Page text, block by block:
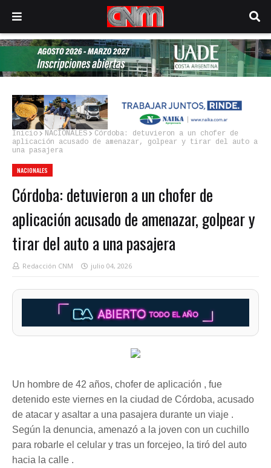
Inicio NACIONALES
Córdoba: detuvieron a un chofer de
aplicación acusado de amenazar, golpear y tirar del auto a
una pasajera
NACIONALES
Córdoba: detuvieron a un chofer de
aplicación acusado de amenazar, golpear y
tirar del auto a una pasajera
Redacción CNM julio 04, 2026
Un hombre de 42 años, chofer de aplicación , fue
detenido este viernes en la ciudad de Córdoba, acusado
de atacar y asaltar a una pasajera durante un viaje .
Según la denuncia, amenazó a la joven con un cuchillo
para robarle el celular y tras un forcejeo, la tiró del auto
hacia la calle .